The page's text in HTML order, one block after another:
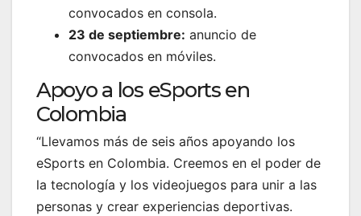
convocados en consola.
23 de septiembre: anuncio de
convocados en móviles.
Apoyo a los eSports en
Colombia
“Llevamos más de seis años apoyando los
eSports en Colombia. Creemos en el poder de
la tecnología y los videojuegos para unir a las
personas y crear experiencias deportivas.